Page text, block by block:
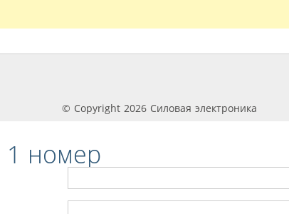
© Copyright 2026 Силовая электроника
номер